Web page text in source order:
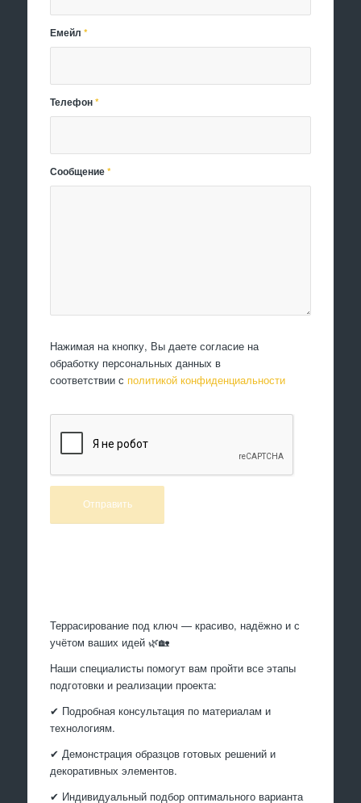
Емейл*
Телефон*
Сообщение*
Нажимая на кнопку, Вы даете согласие на
обработку персональных данных в
соответствии с политикой конфиденциальности
Террасирование под ключ — красиво, надёжно и с
учётом ваших идей 🌿🏡
Наши специалисты помогут вам пройти все этапы
подготовки и реализации проекта:
✔ Подробная консультация по материалам и
технологиям.
✔ Демонстрация образцов готовых решений и
декоративных элементов.
✔ Индивидуальный подбор оптимального варианта